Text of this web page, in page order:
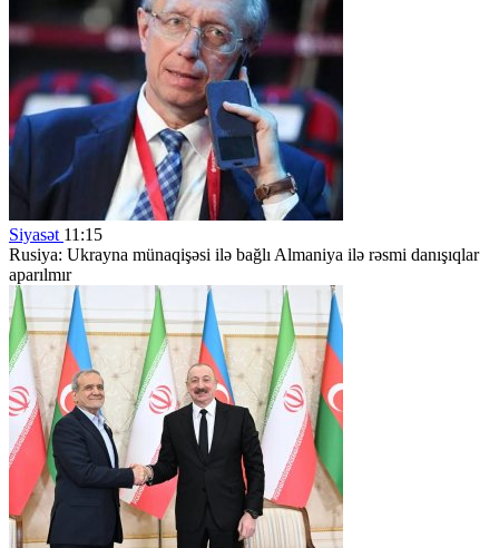
Siyasət 11:15
Rusiya: Ukrayna münaqişəsi ilə bağlı Almaniya ilə rəsmi danışıqlar
aparılmır